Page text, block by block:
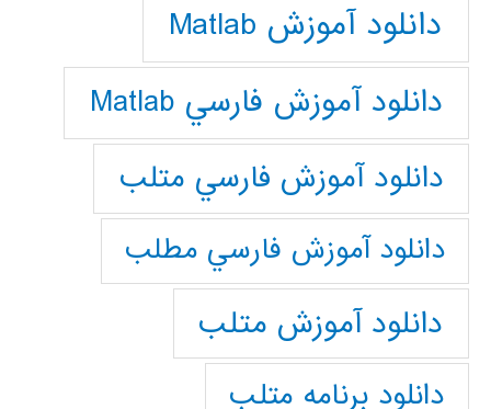
دانلود آموزش Matlab
دانلود آموزش فارسي Matlab
دانلود آموزش فارسي متلب
دانلود آموزش فارسي مطلب
دانلود آموزش متلب
دانلود برنامه متلب